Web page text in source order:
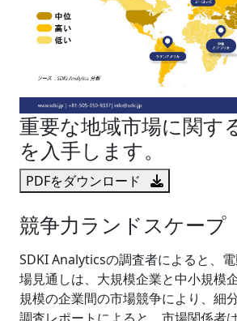
重要な地域市場に関す
を入手します。
PDFをダウンロード
競争力ランドスケープ
SDKI Analyticsの調査者によると、
場見通しは、大規模企業と中小規模
規模の企業間の市場競争により、細
調査レポートによると、市場関係者